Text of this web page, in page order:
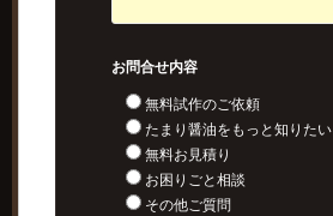
お問合せ内容
無料試作のご依頼
たまり醤油をもっと知りたい
無料お見積り
お困りごと相談
その他ご質問